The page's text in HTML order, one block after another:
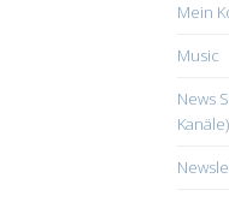
Mein
Music
News
Kanäle)